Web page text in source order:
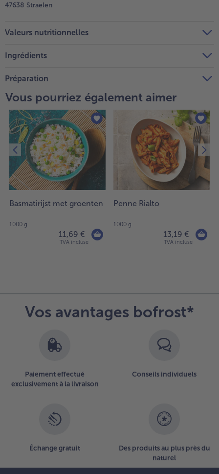
47638 Straelen
Valeurs nutritionnelles
Ingrédients
Préparation
Vous pourriez également aimer
Basmatirijst met groenten
1000 g
11,69 €
TVA incluse
Penne Rialto
1000 g
13,19 €
TVA incluse
Vos avantages bofrost*
Paiement effectué
exclusivement à la livraison
Conseils individuels
Échange gratuit
Des produits au plus près du
naturel